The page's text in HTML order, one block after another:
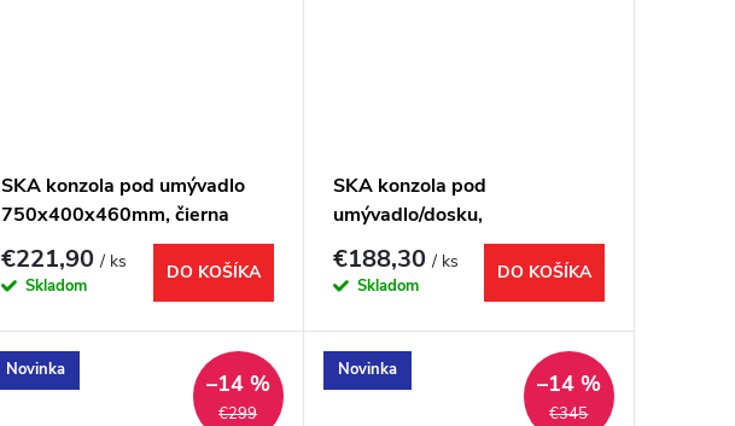
SKA konzola pod umývadlo
750x400x460mm, čierna
mat, s bielou MDF policou
€221,90/ ks
Skladom
DO KOŠÍKA
SKA konzola pod
umývadlo/dosku,
100x22x51cm, čierna mat
€188,30/ ks
Skladom
DO KOŠÍKA
Novinka
€299
–14 % Novinka
€345
–14 %